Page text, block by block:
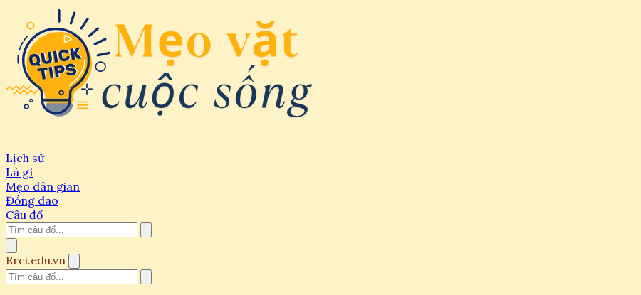
Lịch sử
Là gì
Mẹo dân gian
Đồng dao
Câu đố
Erci.edu.vn